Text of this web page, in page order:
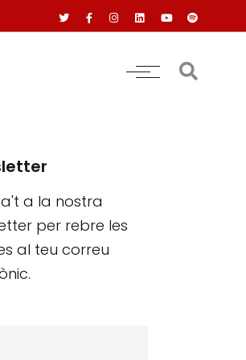
a la nostra
per rebre les
al teu correu